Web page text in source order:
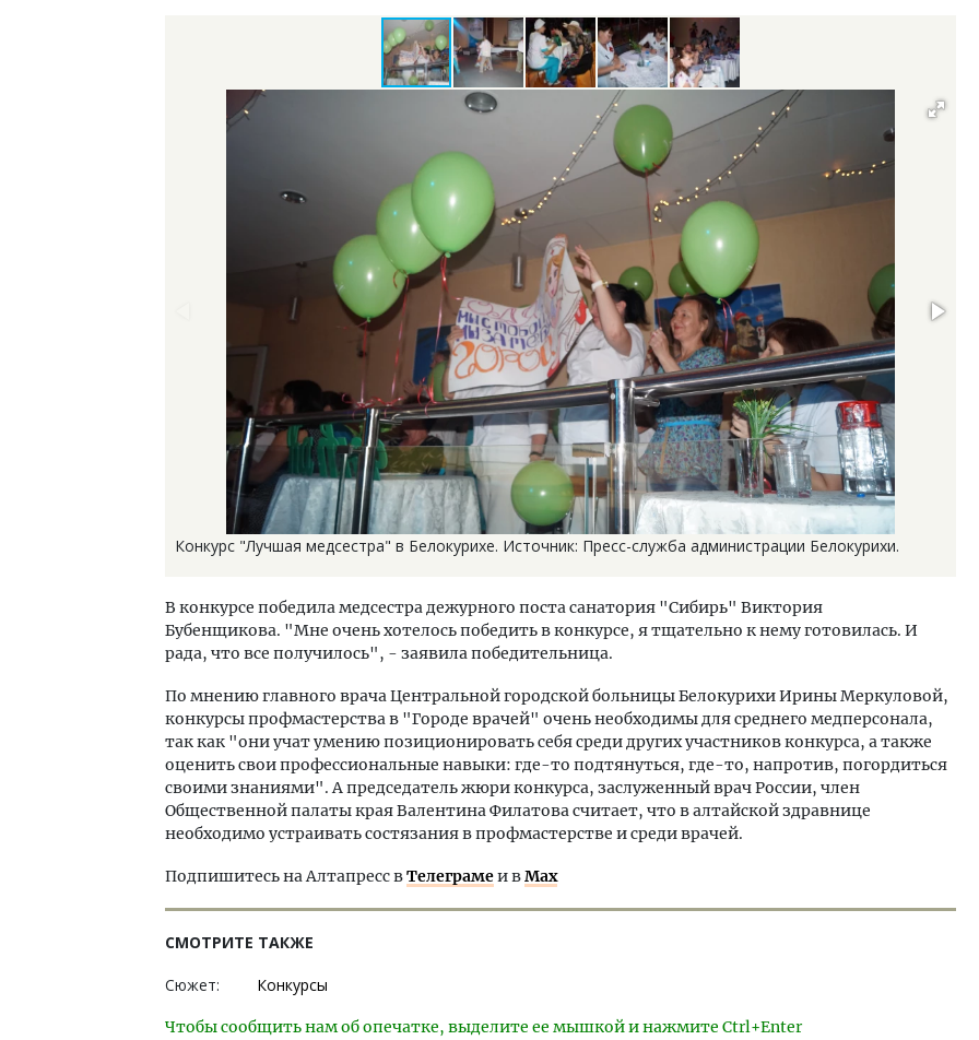
Конкурс "Лучшая медсестра" в Белокурихе. Источник: Пресс-служба администрации Белокурихи.
В конкурсе победила медсестра дежурного поста санатория "Сибирь" Виктория
Бубенщикова. "Мне очень хотелось победить в конкурсе, я тщательно к нему готовилась. И
рада, что все получилось", - заявила победительница.
По мнению главного врача Центральной городской больницы Белокурихи Ирины Меркуловой,
конкурсы профмастерства в "Городе врачей" очень необходимы для среднего медперсонала,
так как "они учат умению позиционировать себя среди других участников конкурса, а также
оценить свои профессиональные навыки: где-то подтянуться, где-то, напротив, погордиться
своими знаниями". А председатель жюри конкурса, заслуженный врач России, член
Общественной палаты края Валентина Филатова считает, что в алтайской здравнице
необходимо устраивать состязания в профмастерстве и среди врачей.
Подпишитесь на Алтапресс вТелеграмеи вMax
СМОТРИТЕ ТАКЖЕ
Сюжет: Конкурсы
Чтобы сообщить нам об опечатке, выделите ее мышкой и нажмите Ctrl+Enter